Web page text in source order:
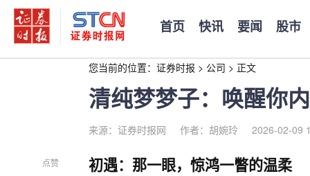
首页 快讯 要闻 股市
您当前的位置： 证券时报 > 公司 > 正文
清纯梦梦子：唤醒你
来源：证券时报网 作者：胡婉玲 2026-02-09
点赞 初遇：那一眼，惊鸿一瞥的温柔